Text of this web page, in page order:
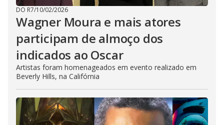
DO R7/10/02/2026
Wagner Moura e mais atores
participam de almoço dos
indicados ao Oscar
Artistas foram homenageados em evento realizado em
Beverly Hills, na Califórnia